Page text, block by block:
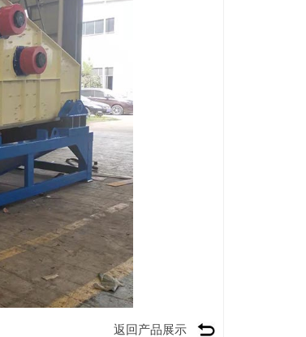
返回产品展示